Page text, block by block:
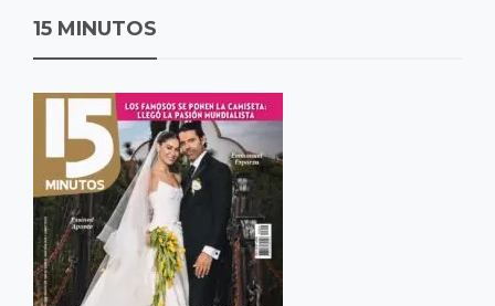
15 MINUTOS